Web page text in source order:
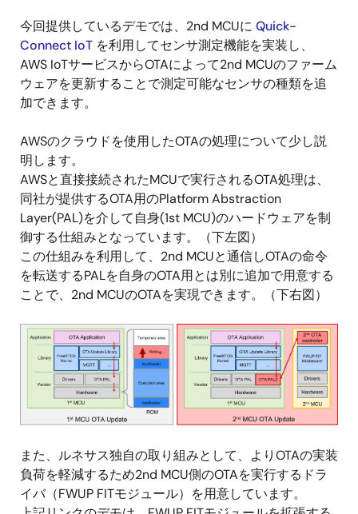
今回提供しているデモでは、2nd MCUに Quick-
Connect IoT を利用してセンサ測定機能を実装し、
AWS IoTサービスからOTAによって2nd MCUのファーム
ウェアを更新することで測定可能なセンサの種類を追
加できます。
AWSのクラウドを使用したOTAの処理について少し説
明します。
AWSと直接接続されたMCUで実行されるOTA処理は、
同社が提供するOTA用のPlatform Abstraction
Layer(PAL)を介して自身(1st MCU)のハードウェアを制
御する仕組みとなっています。（下左図）
この仕組みを利用して、2nd MCUと通信しOTAの命令
を転送するPALを自身のOTA用とは別に追加で用意する
ことで、2nd MCUのOTAを実現できます。（下右図）
画
また、ルネサス独自の取り組みとして、よりOTAの実装
負荷を軽減するため2nd MCU側のOTAを実行するドラ
イバ（FWUP FITモジュール）を用意しています。